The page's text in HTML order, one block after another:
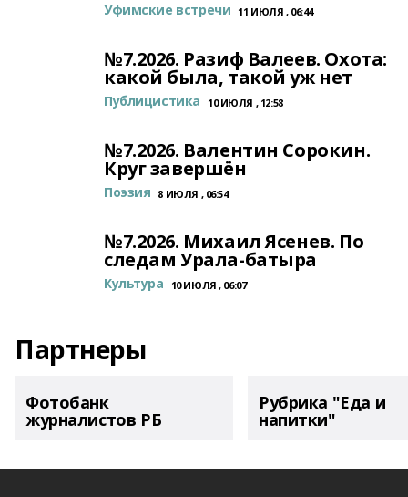
Уфимские встречи 11 ИЮЛЯ , 06:44
№7.2026. Разиф Валеев. Охота:
какой была, такой уж нет
Публицистика 10 ИЮЛЯ , 12:58
№7.2026. Валентин Сорокин.
Круг завершён
Поэзия 8 ИЮЛЯ , 06:54
№7.2026. Михаил Ясенев. По
следам Урала-батыра
Культура 10 ИЮЛЯ , 06:07
Партнеры
Фотобанк
журналистов РБ
Рубрика "Еда и
напитки"